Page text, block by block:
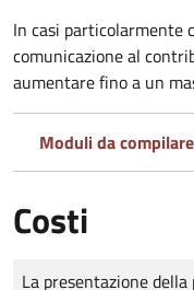
In casi particolarmente
comunicazione al
aumentare fino a un
Moduli da
Costi
Tipo di pagamento
Importo
La presentazione